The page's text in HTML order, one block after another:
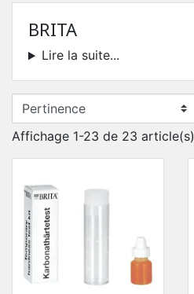
BRITA
Lire la suite...
Affichage 1-23 de 23 article(s)